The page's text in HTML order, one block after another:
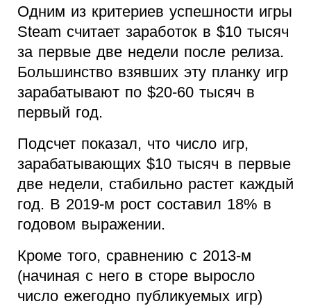
Одним из критериев успешности игры
Steam считает заработок в $10 тысяч
за первые две недели после релиза.
Большинство взявших эту планку игр
зарабатывают по $20-60 тысяч в
первый год.
Подсчет показал, что число игр,
зарабатывающих $10 тысяч в первые
две недели, стабильно растет каждый
год. В 2019-м рост составил 18% в
годовом выражении.
Кроме того, сравнению с 2013-м
(начиная с него в сторе выросло
число ежегодно публикуемых игр)